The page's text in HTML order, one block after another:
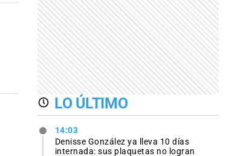
LO ÚLTIMO
14:03
Denisse González ya lleva 10 días
internada: sus plaquetas no logran